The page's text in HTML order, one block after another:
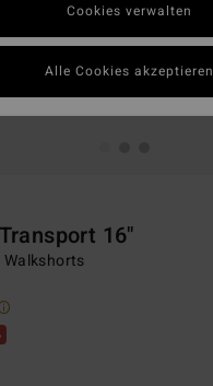
16"
Cookies verwalten
Alle Cookies akzeptieren